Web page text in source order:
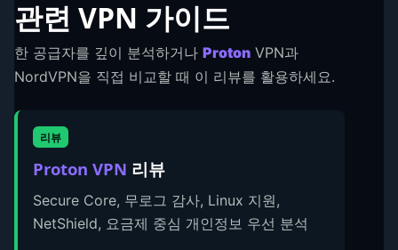
관련 VPN 가이드
한 공급자를 깊이 분석하거나 Proton VPN과
NordVPN을 직접 비교할 때 이 리뷰를 활용하세요.
리뷰
Proton VPN 리뷰
Secure Core, 무로그 감사, Linux 지원,
NetShield, 요금제 중심 개인정보 우선 분석